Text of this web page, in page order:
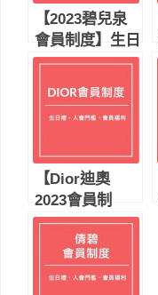
【2023碧兒泉
會員制度】生日
禮｜會員福利｜
入會門檻｜入會
禮｜續會門檻
【Dior迪奧
2023會員制
度】生日禮｜會
員福利｜入會門
檻｜入會禮｜續
會門檻